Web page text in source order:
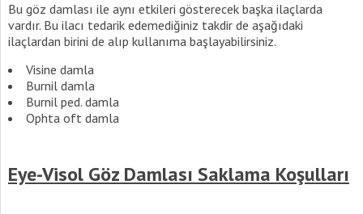
Bu göz damlası ile aynı etkileri gösterecek başka ilaçlarda
vardır. Bu ilacı tedarik edemediğiniz takdir de aşağıdaki
ilaçlardan birini de alıp kullanıma başlayabilirsiniz.
Visine damla
Burnil damla
Burnil ped. damla
Ophta oft damla
Eye-Visol Göz Damlası Saklama Koşulları